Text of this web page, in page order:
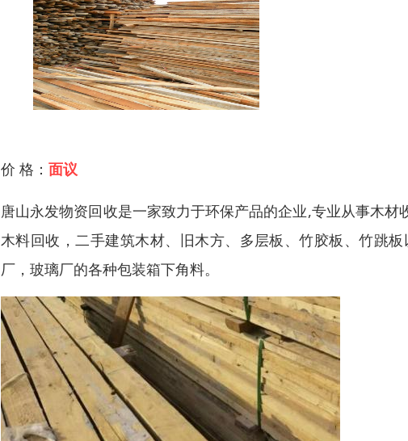
价 格： 面议
唐山永发物资回收是一家致力于环保产品的企业,专业从事木
木料回收，二手建筑木材、旧木方、多层板、竹胶板、竹跳
厂，玻璃厂的各种包装箱下角料。